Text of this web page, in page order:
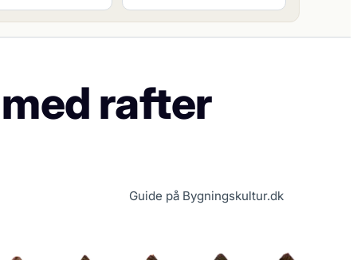
rafter
Guide på Bygningskultur.dk